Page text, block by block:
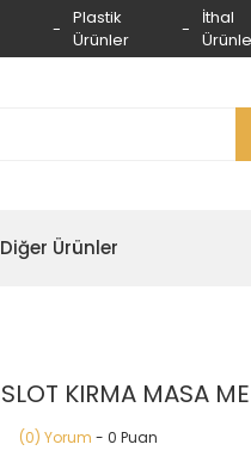
Plastik
Ürünler
İthal
Diğer Ürünler
SLOT KIRMA MASA
(0) Yorum - 0 Puan